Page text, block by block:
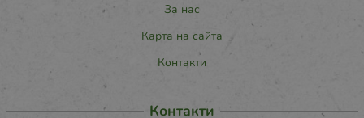
За нас
Карта на сайта
Контакти
Контакти